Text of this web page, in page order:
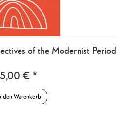
of the Modernist Period
€ *
den Warenkorb